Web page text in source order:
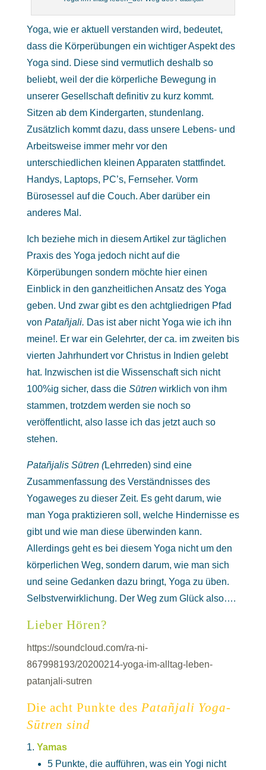
Yoga, wie er aktuell verstanden wird, bedeutet,
dass die Körperübungen ein wichtiger Aspekt des
Yoga sind. Diese sind vermutlich deshalb so
beliebt, weil der die körperliche Bewegung in
unserer Gesellschaft definitiv zu kurz kommt.
Sitzen ab dem Kindergarten, stundenlang.
Zusätzlich kommt dazu, dass unsere Lebens- und
Arbeitsweise immer mehr vor den
unterschiedlichen kleinen Apparaten stattfindet.
Handys, Laptops, PC’s, Fernseher. Vorm
Bürosessel auf die Couch. Aber darüber ein
anderes Mal.
Ich beziehe mich in diesem Artikel zur täglichen
Praxis des Yoga jedoch nicht auf die
Körperübungen sondern möchte hier einen
Einblick in den ganzheitlichen Ansatz des Yoga
geben. Und zwar gibt es den achtgliedrigen Pfad
von Patañjali. Das ist aber nicht Yoga wie ich ihn
meine!. Er war ein Gelehrter, der ca. im zweiten bis
vierten Jahrhundert vor Christus in Indien gelebt
hat. Inzwischen ist die Wissenschaft sich nicht
100%ig sicher, dass die Sūtren wirklich von ihm
stammen, trotzdem werden sie noch so
veröffentlicht, also lasse ich das jetzt auch so
stehen.
Patañjalis Sūtren (Lehrreden) sind eine
Zusammenfassung des Verständnisses des
Yogaweges zu dieser Zeit. Es geht darum, wie
man Yoga praktizieren soll, welche Hindernisse es
gibt und wie man diese überwinden kann.
Allerdings geht es bei diesem Yoga nicht um den
körperlichen Weg, sondern darum, wie man sich
und seine Gedanken dazu bringt, Yoga zu üben.
Selbstverwirklichung. Der Weg zum Glück also….
Lieber Hören?
https://soundcloud.com/ra-ni-
867998193/20200214-yoga-im-alltag-leben-
patanjali-sutren
Die acht Punkte des Patañjali Yoga-
Sūtren sind
Yamas
5 Punkte, die aufführen, was ein Yogi nicht